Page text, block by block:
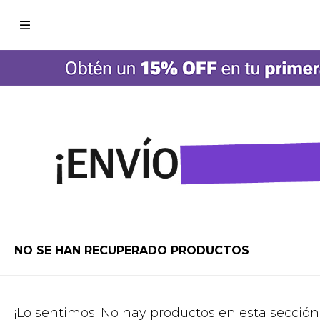

NO SE HAN RECUPERADO PRODUCTOS
¡Lo sentimos! No hay productos en esta